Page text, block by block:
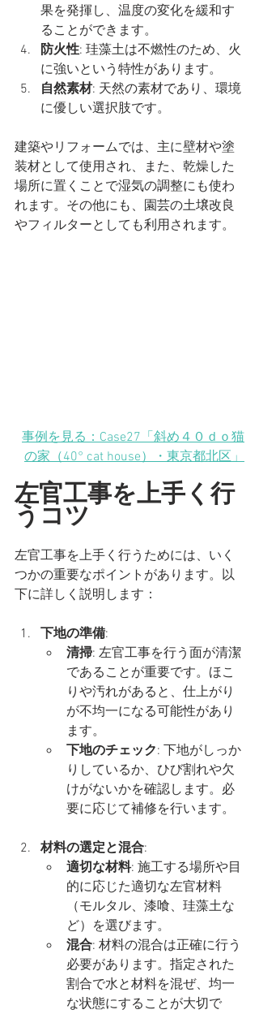
果を発揮し、温度の変化を緩和す
ることができます。
防火性: 珪藻土は不燃性のため、火
に強いという特性があります。
自然素材: 天然の素材であり、環境
に優しい選択肢です。
建築やリフォームでは、主に壁材や塗
装材として使用され、また、乾燥した
場所に置くことで湿気の調整にも使わ
れます。その他にも、園芸の土壌改良
やフィルターとしても利用されます。
事例を見る：Case27「斜め４０ｄｏ猫
の家（40° cat house）
・東京都北区 」
左官工事を上手く行
うコツ
左官工事を上手く行うためには、いく
つかの重要なポイントがあります。以
下に詳しく説明します：
下地の準備:
清掃: 左官工事を行う面が清潔
であることが重要です。ほこ
りや汚れがあると、仕上がり
が不均一になる可能性があり
ます。
下地のチェック: 下地がしっか
りしているか、ひび割れや欠
けがないかを確認します。必
要に応じて補修を行います。
材料の選定と混合:
適切な材料: 施工する場所や目
的に応じた適切な左官材料
（モルタル、漆喰、珪藻土な
ど）を選びます。
混合: 材料の混合は正確に行う
必要があります。指定された
割合で水と材料を混ぜ、均一
な状態にすることが大切で